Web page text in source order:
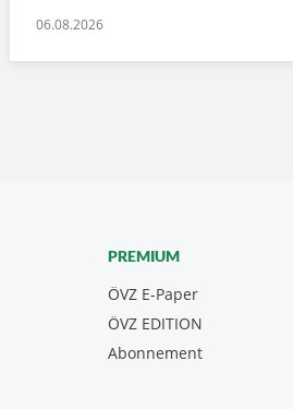
06.08.2026
PREMIUM
ÖVZ E-Paper
Abonnement
ÖVZ EDITION